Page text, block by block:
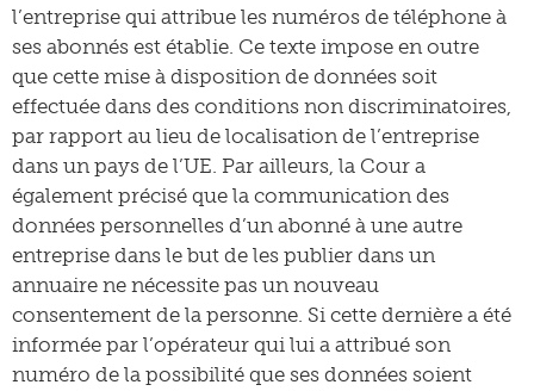
l’entreprise qui attribue les numéros de téléphone à
ses abonnés est établie. Ce texte impose en outre
que cette mise à disposition de données soit
effectuée dans des conditions non discriminatoires,
par rapport au lieu de localisation de l’entreprise
dans un pays de l’UE. Par ailleurs, la Cour a
également précisé que la communication des
données personnelles d’un abonné à une autre
entreprise dans le but de les publier dans un
annuaire ne nécessite pas un nouveau
consentement de la personne. Si cette dernière a été
informée par l’opérateur qui lui a attribué son
numéro de la possibilité que ses données soient